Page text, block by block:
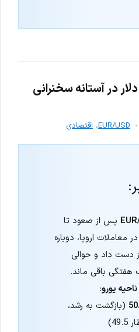
در آستانه سخنرانی
EUR/USD، اقتصادی
پس از صعود تا
در معاملات اروپا، دوباره
دست داد و حوالی
هفتگی باقی ماند.
:
(بازگشت به رشد،